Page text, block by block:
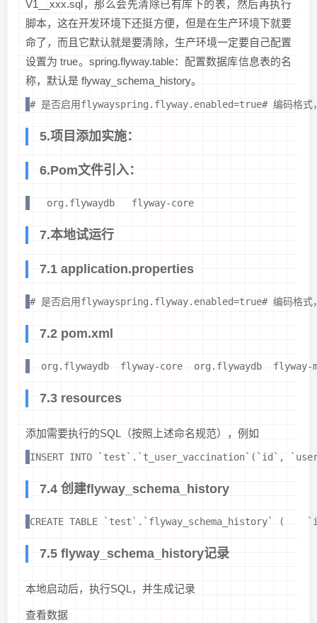
V1__xxx.sql，那么会先清除已有库下的表，然后再执行
脚本，这在开发环境下还挺方便，但是在生产环境下就要
命了，而且它默认就是要清除，生产环境一定要自己配置
设置为 true。spring.flyway.table：配置数据库信息表的名
称，默认是 flyway_schema_history。
# 是否启用flywayspring.flyway.enabled=true# 编码格式
5.项目添加实施：
6.Pom文件引入：
org.flywaydb flyway-core
7.本地试运行
7.1 application.properties
# 是否启用flywayspring.flyway.enabled=true# 编码格式
7.2 pom.xml
org.flywaydb flyway-core org.flywaydb flyway-
7.3 resources
添加需要执行的SQL（按照上述命名规范），例如
INSERT INTO `test`.`t_user_vaccination`(`id`,
7.4 创建flyway_schema_history
CREATE TABLE `test`.`flyway_schema_history` (
7.5 flyway_schema_history记录
本地启动后，执行SQL，并生成记录
查看数据